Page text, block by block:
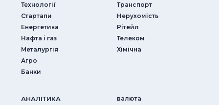
Технології
Стартапи
Енергетика
Нафта і газ
Металургія
Агро
Банки
Транспорт
Нерухомість
Рітейл
Телеком
Хімічна
АНАЛIТИКА
валюта